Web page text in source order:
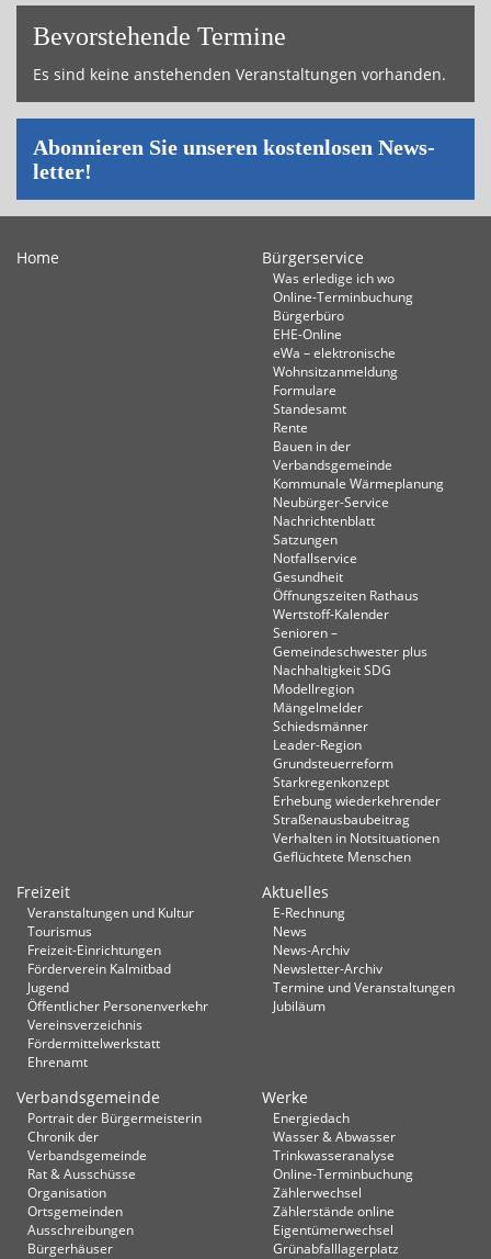
Bevor­ste­hende Ter­mi­ne
Es sind keine an­ste­hen­den Ver­an­stal­tun­gen vor­han­den.
Abon­nie­ren Sie un­se­ren kos­ten­lo­sen News­
let­ter!
Home Bürgerservice
Was erledige ich wo
Online-Terminbuchung
Bürgerbüro
EHE-Online
eWa – elektronische
Wohnsitzanmeldung
Formulare
Standesamt
Rente
Bauen in der
Verbandsgemeinde
Kommunale Wärmeplanung
Neubürger-Service
Nachrichtenblatt
Satzungen
Notfallservice
Gesundheit
Öffnungszeiten Rathaus
Wertstoff-Kalender
Senioren –
Gemeindeschwester plus
Nachhaltigkeit SDG
Modellregion
Mängelmelder
Schiedsmänner
Leader-Region
Grundsteuerreform
Starkregenkonzept
Erhebung wiederkehrender
Straßenausbaubeitrag
Verhalten in Not­situationen
Geflüchtete Menschen
Freizeit
Veranstaltungen und Kultur
Tourismus
Freizeit-Einrichtungen
Förderverein Kalmitbad
Jugend
Öffentlicher Personenverkehr
Vereinsverzeichnis
Fördermittelwerkstatt
Ehrenamt
Aktuelles
E-Rechnung
News
News-Archiv
Newsletter-Archiv
Termine und Veranstaltungen
Jubiläum
Verbandsgemeinde
Portrait der Bürgermeisterin
Chronik der
Verbandsgemeinde
Rat & Ausschüsse
Organisation
Ortsgemeinden
Ausschreibungen
Bürgerhäuser
Werke
Energiedach
Wasser & Abwasser
Trinkwasseranalyse
Online-Terminbuchung
Zählerwechsel
Zählerstände online
Eigentümerwechsel
Grünabfalllagerplatz